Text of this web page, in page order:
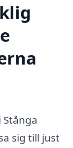
sig till just